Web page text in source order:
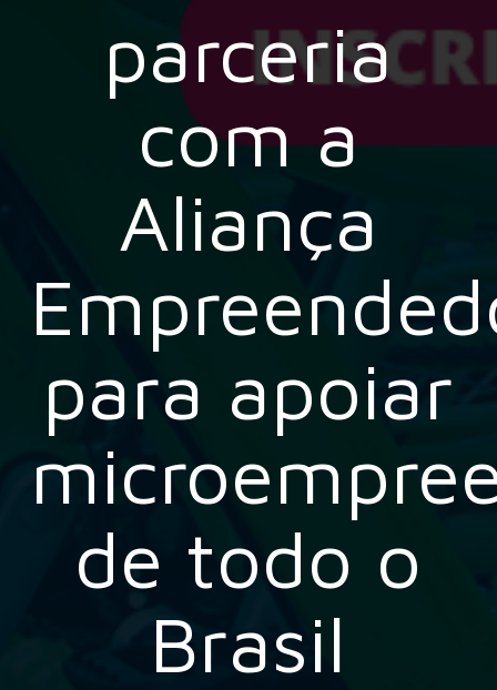
parceria
com a
Aliança
para apoiar
de todo o
Brasil